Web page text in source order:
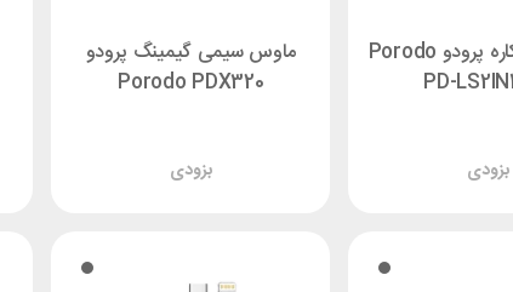
چراغ قوه 2 کاره پرودو Porodo
PD-
بزودی
ماوس سیمی گیمینگ پرودو
Porodo PDX320
بزودی